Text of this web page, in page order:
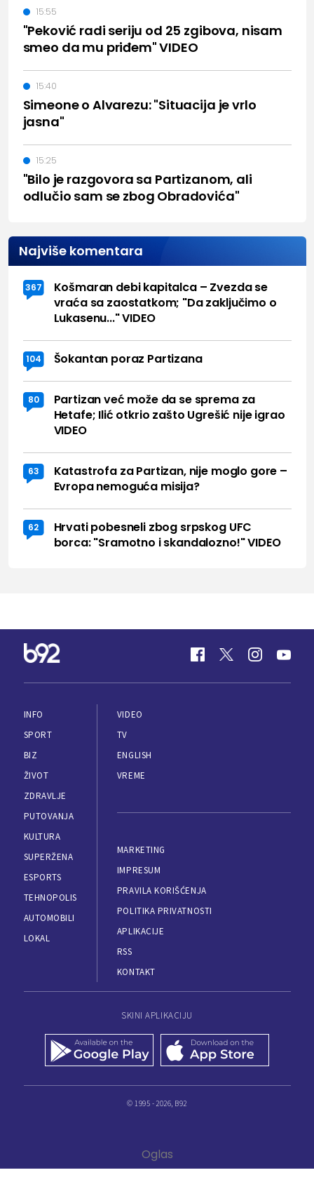
"Peković radi seriju od 25 zgibova, nisam
smeo da mu priđem" VIDEO
15:55
Simeone o Alvarezu: "Situacija je vrlo
jasna"
15:40
"Bilo je razgovora sa Partizanom, ali
odlučio sam se zbog Obradovića"
15:25
Najviše komentara
367
Košmaran debi kapitalca – Zvezda se
vraća sa zaostatkom; "Da zaključimo o
Lukasenu..." VIDEO
104 Šokantan poraz Partizana
80
Partizan već može da se sprema za
Hetafe; Ilić otkrio zašto Ugrešić nije igrao
VIDEO
63
Katastrofa za Partizan, nije moglo gore –
Evropa nemoguća misija?
62
Hrvati pobesneli zbog srpskog UFC
borca: "Sramotno i skandalozno!" VIDEO
INFO
SPORT
BIZ
ŽIVOT
ZDRAVLJE
PUTOVANJA
KULTURA
SUPERŽENA
ESPORTS
TEHNOPOLIS
AUTOMOBILI
LOKAL
VIDEO
TV
ENGLISH
VREME
MARKETING
IMPRESUM
PRAVILA KORIŠĆENJA
POLITIKA PRIVATNOSTI
APLIKACIJE
RSS
KONTAKT
SKINI APLIKACIJU
© 1995 - 2026, B92